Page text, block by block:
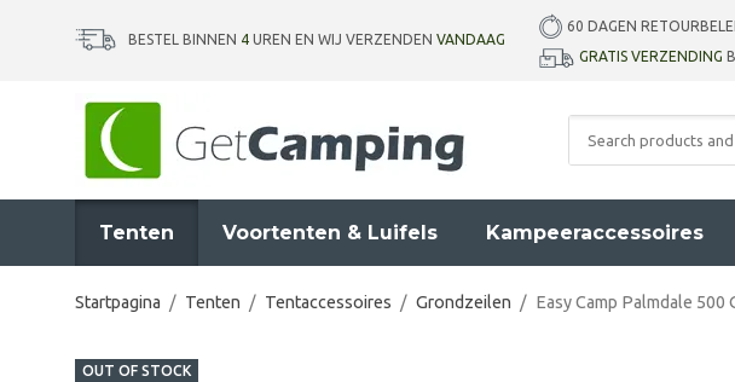
BESTEL BINNEN 4 UREN EN WIJ VERZENDEN VANDAAG
60 DAGEN
GRATIS VERZENDING
Tenten Voortenten & Luifels Kampeeraccessoires
Startpagina / Tenten / Tentaccessoires / Grondzeilen / Easy Camp Palmdale 500
OUT OF STOCK